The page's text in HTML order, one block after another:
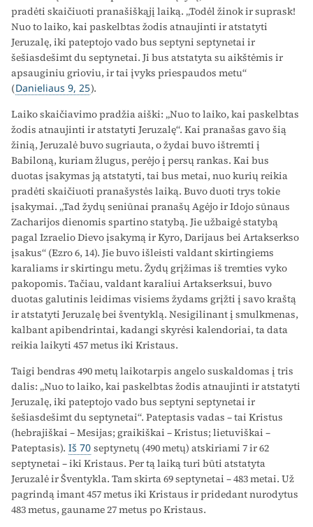
pradėti skaičiuoti pranašiškąjį laiką. „Todėl žinok ir suprask!
Nuo to laiko, kai paskelbtas žodis atnaujinti ir atstatyti
Jeruzalę, iki pateptojo vado bus septyni septynetai ir
šešiasdešimt du septynetai. Ji bus atstatyta su aikštėmis ir
apsauginiu grioviu, ir tai įvyks priespaudos metu“
(Danieliaus 9, 25).
Laiko skaičiavimo pradžia aiški: „Nuo to laiko, kai paskelbtas
žodis atnaujinti ir atstatyti Jeruzalę“. Kai pranašas gavo šią
žinią, Jeruzalė buvo sugriauta, o žydai buvo ištremti į
Babiloną, kuriam žlugus, perėjo į persų rankas. Kai bus
duotas įsakymas ją atstatyti, tai bus metai, nuo kurių reikia
pradėti skaičiuoti pranašystės laiką. Buvo duoti trys tokie
įsakymai. „Tad žydų seniūnai pranašų Agėjo ir Idojo sūnaus
Zacharijos dienomis spartino statybą. Jie užbaigė statybą
pagal Izraelio Dievo įsakymą ir Kyro, Darijaus bei Artakserkso
įsakus“ (Ezro 6, 14). Jie buvo išleisti valdant skirtingiems
karaliams ir skirtingu metu. Žydų grįžimas iš tremties vyko
pakopomis. Tačiau, valdant karaliui Artakserksui, buvo
duotas galutinis leidimas visiems žydams grįžti į savo kraštą
ir atstatyti Jeruzalę bei šventyklą. Nesigilinant į smulkmenas,
kalbant apibendrintai, kadangi skyrėsi kalendoriai, ta data
reikia laikyti 457 metus iki Kristaus.
Taigi bendras 490 metų laikotarpis angelo suskaldomas į tris
dalis: „Nuo to laiko, kai paskelbtas žodis atnaujinti ir atstatyti
Jeruzalę, iki pateptojo vado bus septyni septynetai ir
šešiasdešimt du septynetai“. Pateptasis vadas – tai Kristus
(hebrajiškai – Mesijas; graikiškai – Kristus; lietuviškai –
Pateptasis). Iš 70 septynetų (490 metų) atskiriami 7 ir 62
septynetai – iki Kristaus. Per tą laiką turi būti atstatyta
Jeruzalė ir Šventykla. Tam skirta 69 septynetai – 483 metai. Už
pagrindą imant 457 metus iki Kristaus ir pridedant nurodytus
483 metus, gauname 27 metus po Kristaus.